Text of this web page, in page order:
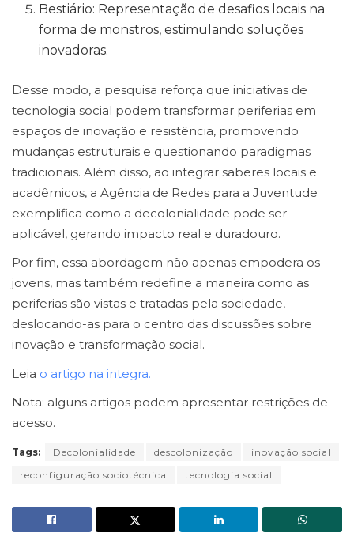
Bestiário: Representação de desafios locais na
forma de monstros, estimulando soluções
inovadoras.
Desse modo, a pesquisa reforça que iniciativas de
tecnologia social podem transformar periferias em
espaços de inovação e resistência, promovendo
mudanças estruturais e questionando paradigmas
tradicionais. Além disso, ao integrar saberes locais e
acadêmicos, a Agência de Redes para a Juventude
exemplifica como a decolonialidade pode ser
aplicável, gerando impacto real e duradouro.
Por fim, essa abordagem não apenas empodera os
jovens, mas também redefine a maneira como as
periferias são vistas e tratadas pela sociedade,
deslocando-as para o centro das discussões sobre
inovação e transformação social.
Leia o artigo na integra.
Nota: alguns artigos podem apresentar restrições de
acesso.
Tags: Decolonialidade descolonização
inovação social
reconfiguração sociotécnica
tecnologia social